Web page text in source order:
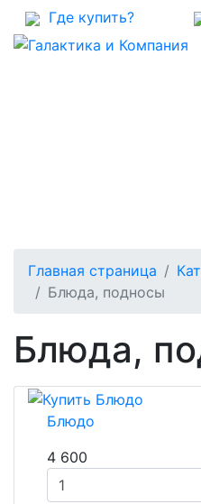
Где купить?
Главная страница
Блюда, подносы
Блюда,
Блюдо
4 600